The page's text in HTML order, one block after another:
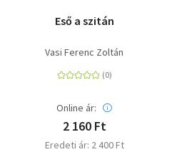
Eső a szitán
Vasi Ferenc Zoltán
Online ár:
2 160 Ft
Eredeti ár: 2 400 Ft